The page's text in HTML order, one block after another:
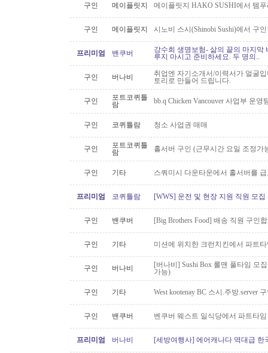
구인 메이플릿지 메이플릿지 HAKO SUSHI에서 템
구인 메이플릿지 시노비 스시(Shinobi Sushi)에서 구
프리미엄 밴쿠버
강수희 생명보험- 삶의 끝의 마지막
루지 마시고 준비하세요. 두 명의..
구인 버나비
취업엔 자기소개서/이력서가 얼굴
토리로 만들어 드립니다.
구인
포트코퀴틀
람
bb.q Chicken Vancouver 사업부 운
구인 코퀴틀람 청소 사업권 매매
구인
포트코퀴틀
람
홀서버 구인 (근무시간 요일 조정가
구인 기타 스쿼미시 다운타운에서 홀서버를
프리미엄 코퀴틀람 [WWS] 운전 및 현장 지원 직원 모집
구인 밴쿠버 [Big Brothers Food] 배송 직원 구인
구인 기타 미션에 위치한 크런치킨에서 파트
구인 버나비
[버나비] Sushi Box 롤맨 풀타임 모
가능)
구인 기타 West kootenay BC 스시.주방.server
구인 밴쿠버 벤쿠버 웨스트 일식당에서 파트타
프리미엄 버나비 [세방여행사] 에어캐나다 역대급 한